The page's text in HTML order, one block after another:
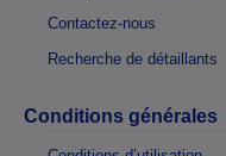
Contactez-nous
Recherche de détaillants
Conditions générales